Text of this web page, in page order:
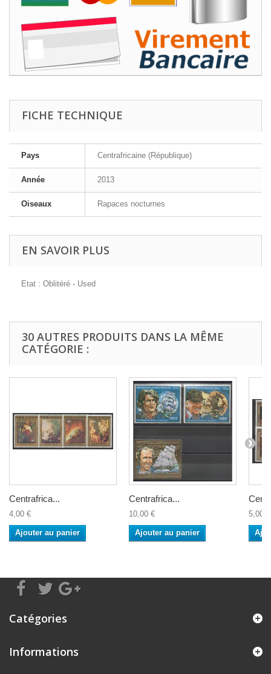
FICHE TECHNIQUE
Pays Centrafricaine (République)
Année 2013
Oiseaux Rapaces nocturnes
EN SAVOIR PLUS
Etat : Oblitéré - Used
30 AUTRES PRODUITS DANS LA MÊME
CATÉGORIE :
Centrafrica...
4,00 €
Ajouter au panier
Centrafrica...
10,00 €
Ajouter au panier
5,00 €
Catégories
Informations